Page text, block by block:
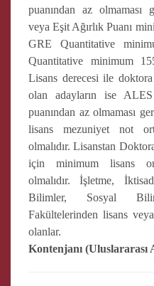
puanından az olmaması
veya Eşit Ağırlık Puanı
GRE Quantitative
Quantitative minimum
Lisans derecesi ile
olan adayların ise ALES
puanından az olmaması
lisans mezuniyet not
olmalıdır. Lisanstan
için minimum lisans
olmalıdır. İşletme,
Bilimler, Sosyal
Fakültelerinden lisans
olanlar.
Kontenjanı